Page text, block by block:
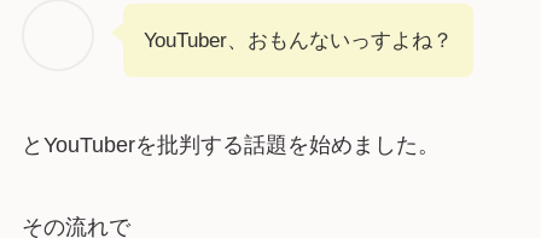
YouTuber、おもんないっすよね？
とYouTuberを批判する話題を始めました。
その流れで